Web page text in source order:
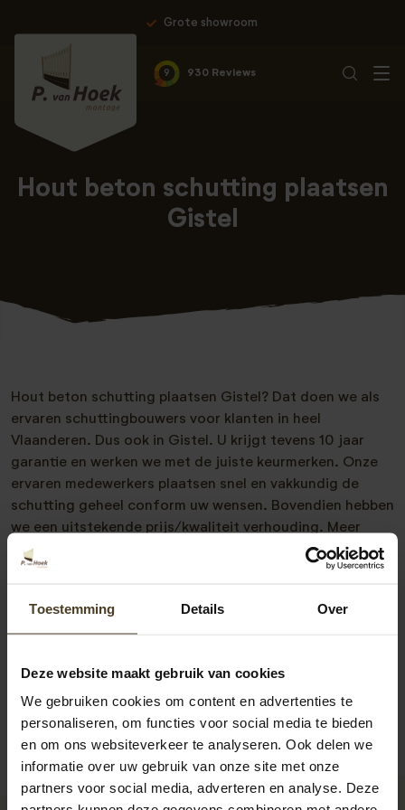
Toestemming Details Over
Deze website maakt gebruik van cookies
We gebruiken cookies om content en advertenties te
personaliseren, om functies voor social media te bieden
en om ons websiteverkeer te analyseren. Ook delen we
informatie over uw gebruik van onze site met onze
partners voor social media, adverteren en analyse. Deze
9 930 Reviews
Hout beton schutting plaatsen
Gistel
Hout beton schutting plaatsen Gistel? Dat doen we als
ervaren schuttingbouwers voor klanten in heel
Vlaanderen. Dus ook in Gistel. U krijgt tevens 10 jaar
garantie en werken we met de juiste keurmerken. Onze
ervaren medewerkers plaatsen snel en vakkundig de
schutting geheel conform uw wensen. Bovendien hebben
we een uitstekende prijs/kwaliteit verhouding. Meer
weten of vrijblijvend advies nodig? Neem vrijblijvend met
ons contact op. Telefonisch zijn we te bereiken op00-
Ook kunt u direct een
offerte schutting plaatsen
aanvragen. We helpen u graag! “